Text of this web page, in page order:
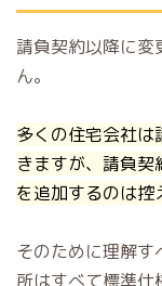
請負契約以降に変
ん。
多くの住宅会社は
きますが、請負
を追加するのは控
そのために理解す
所はすべて標準仕